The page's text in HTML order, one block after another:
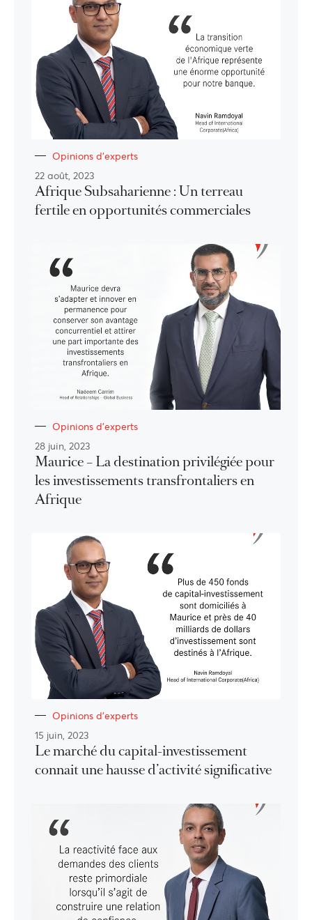
Opinions d'experts
22 août, 2023
Afrique Subsaharienne : Un terreau
fertile en opportunités commerciales
Opinions d'experts
28 juin, 2023
Maurice – La destination privilégiée pour
les investissements transfrontaliers en
Afrique
Opinions d'experts
15 juin, 2023
Le marché du capital-investissement
connait une hausse d’activité significative